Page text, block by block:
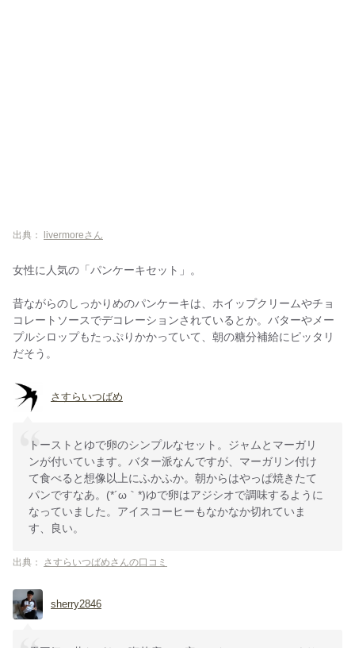
出典： livermoreさん
女性に人気の「パンケーキセット」。
昔ながらのしっかりめのパンケーキは、ホイップクリームやチョ
コレートソースでデコレーションされているとか。バターやメー
プルシロップもたっぷりかかっていて、朝の糖分補給にピッタリ
だそう。
さすらいつばめ
トーストとゆで卵のシンプルなセット。ジャムとマーガリ
ンが付いています。バター派なんですが、マーガリン付け
て食べると想像以上にふかふか。朝からはやっぱ焼きたて
パンですなあ。(*´ω｀*)ゆで卵はアジシオで調味するように
なっていました。アイスコーヒーもなかなか切れていま
す、良い。
出典： さすらいつばめさんの口コミ
sherry2846